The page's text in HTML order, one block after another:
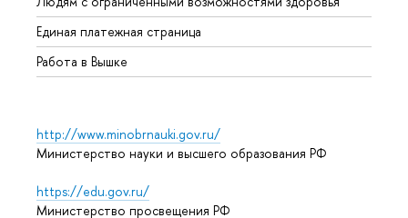
Единая платежная страница
Работа в Вышке
http://www.minobrnauki.gov.ru/
Министерство науки и высшего образования РФ
https://edu.gov.ru/
Министерство просвещения РФ